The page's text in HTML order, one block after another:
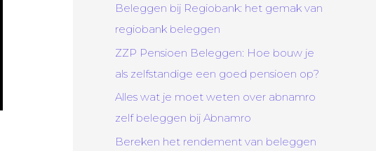
Beleggen bij Regiobank: het gemak van
regiobank beleggen
ZZP Pensioen Beleggen: Hoe bouw je
als zelfstandige een goed pensioen op?
Alles wat je moet weten over abnamro
zelf beleggen bij Abnamro
Bereken het rendement van beleggen